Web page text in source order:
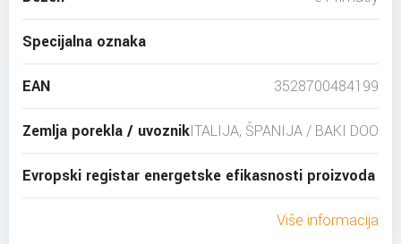
Specijalna oznaka
EAN 3528700484199
Zemlja porekla / uvoznikITALIJA, ŠPANIJA / BAKI DOO
Evropski registar energetske efikasnosti proizvoda
Više informacija